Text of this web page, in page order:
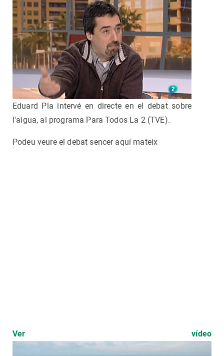
Eduard Pla intervé en directe en el debat sobre
l'aigua, al programa Para Todos La 2 (TVE).
Podeu veure el debat sencer aquí mateix
Ver vídeo